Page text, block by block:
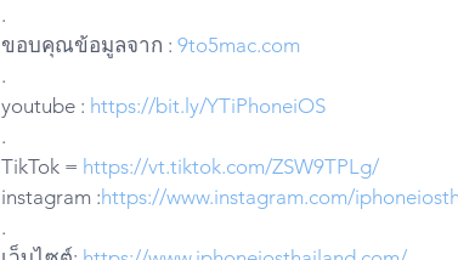
.
ขอบคุณข้อมูลจาก : 9to5mac.com
.
youtube : https://bit.ly/YTiPhoneiOS
.
TikTok = https://vt.tiktok.com/ZSW9TPLg/
instagram :https://www.instagram.com/
.